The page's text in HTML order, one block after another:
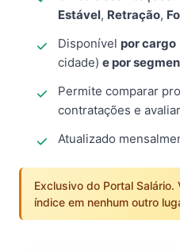
Estável, Retração,
Disponível por cargo
cidade) e por
Permite comparar
contratações e
Atualizado
Exclusivo do Portal
índice em nenhum outro